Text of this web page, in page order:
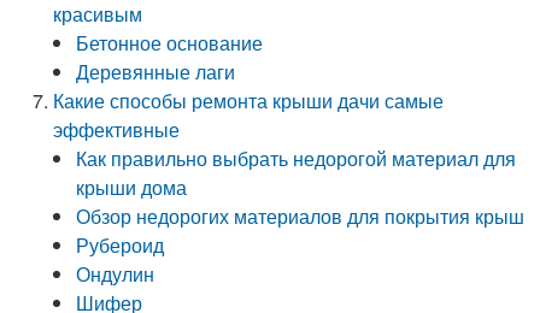
красивым
Бетонное основание
Деревянные лаги
Какие способы ремонта крыши дачи самые
эффективные
Как правильно выбрать недорогой материал для
крыши дома
Обзор недорогих материалов для покрытия крыш
Рубероид
Ондулин
Шифер